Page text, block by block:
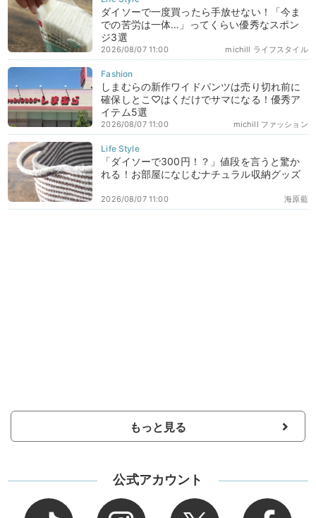
ダイソーで一度買ったら手放せない！「今ま
での苦労は一体…」ってくらい優秀なスポン
ジ3選
michill ライフスタイル
2026/08/07 11:00
しまむらの新作ワイドパンツは売り切れ前に
確保しとこ♡はくだけでサマになる！優秀ア
イテム5選
michill ファッション
2026/08/07 11:00
「ダイソーで300円！？」値段を言うと驚か
れる！お部屋になじむナチュラル収納グッズ
海原藍
2026/08/07 11:00
もっと見る
公式アカウント